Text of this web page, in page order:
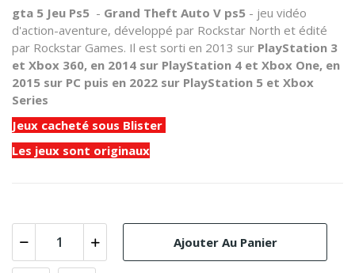
gta 5 Jeu Ps5 - Grand Theft Auto V ps5 - jeu vidéo
d'action-aventure, développé par Rockstar North et édité
par Rockstar Games. Il est sorti en 2013 sur PlayStation 3
et Xbox 360, en 2014 sur PlayStation 4 et Xbox One, en
2015 sur PC puis en 2022 sur PlayStation 5 et Xbox
Series
Jeux cacheté sous Blister
Les jeux sont originaux
Ajouter Au Panier